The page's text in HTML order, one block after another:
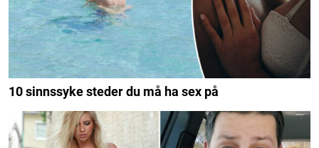
10 sinnssyke steder du må ha sex på